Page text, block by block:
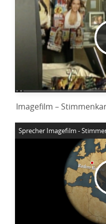
Imagefilm –
Sprecher Imagefilm -